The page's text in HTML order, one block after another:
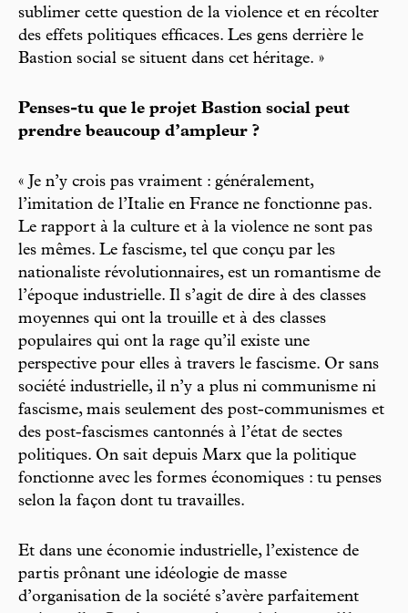
sublimer cette question de la violence et en récolter
des effets politiques efficaces. Les gens derrière le
Bastion social se situent dans cet héritage. »
Penses-tu que le projet Bastion social peut
prendre beaucoup d’ampleur ?
« Je n’y crois pas vraiment : généralement,
l’imitation de l’Italie en France ne fonctionne pas.
Le rapport à la culture et à la violence ne sont pas
les mêmes. Le fascisme, tel que conçu par les
nationaliste révolutionnaires, est un romantisme de
l’époque industrielle. Il s’agit de dire à des classes
moyennes qui ont la trouille et à des classes
populaires qui ont la rage qu’il existe une
perspective pour elles à travers le fascisme. Or sans
société industrielle, il n’y a plus ni communisme ni
fascisme, mais seulement des post-communismes et
des post-fascismes cantonnés à l’état de sectes
politiques. On sait depuis Marx que la politique
fonctionne avec les formes économiques : tu penses
selon la façon dont tu travailles.
Et dans une économie industrielle, l’existence de
partis prônant une idéologie de masse
d’organisation de la société s’avère parfaitement